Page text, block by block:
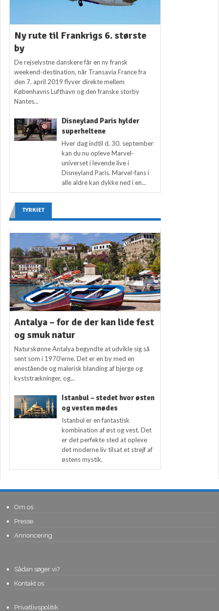
Ny rute til Frankrigs 6. største
by
De rejselystne danskere får en ny fransk
weekend-destination, når Transavia France fra
den 7. april 2019 flyver direkte mellem
Københavns Lufthavn og den franske storby
Nantes...
Disneyland Paris hylder
superheltene
Hver dag indtil d. 30. september
kan du nu opleve Marvel-
universet i levende live i
Disneyland Paris. Marvel-fans i
alle aldre kan dykke ned i en...
TYRKIET
Antalya – for de der kan lide fest
og smuk natur
Naturskønne Antalya begyndte at udvikle sig så
sent som i 1970’erne. Det er en by med en
enestående og malerisk blanding af bjerge og
kyststrækninger, og...
Istanbul – stedet hvor østen
og vesten mødes
Istanbul er en fantastisk
kombination af øst og vest. Det
er det perfekte sted at opleve
det moderne liv tilsat et strejf af
østens mystik.
Om os
Presse
Annoncering
Sådan søger vi?
Kontakt os
Privatlivspolitik